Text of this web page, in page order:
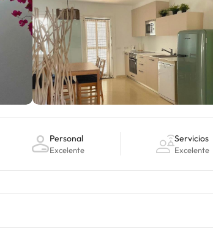
Personal
Excelente
Servicios
Excelente